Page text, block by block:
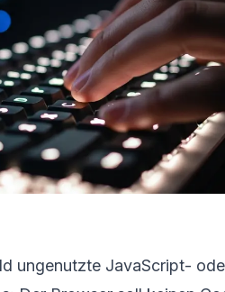
ungenutzte JavaScript-